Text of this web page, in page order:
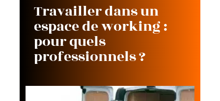
Travailler dans un
espace de working :
pour quels
professionnels ?